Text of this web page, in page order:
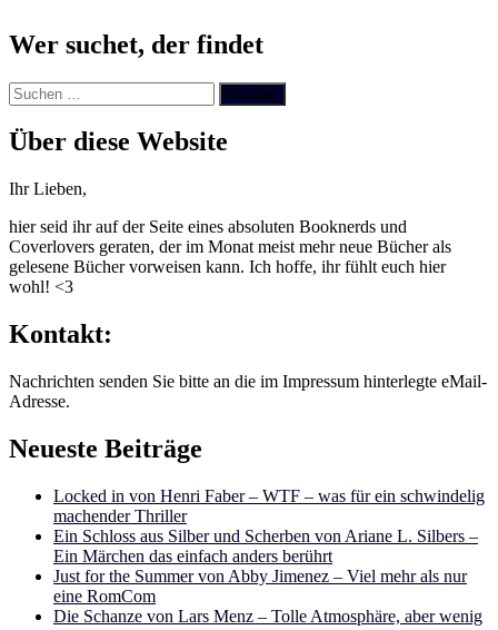
Wer suchet, der findet
Suchen
nach:
Über diese Website
Ihr Lieben,
hier seid ihr auf der Seite eines absoluten Booknerds und
Coverlovers geraten, der im Monat meist mehr neue Bücher als
gelesene Bücher vorweisen kann. Ich hoffe, ihr fühlt euch hier
wohl! <3
Kontakt:
Nachrichten senden Sie bitte an die im Impressum hinterlegte eMail-
Adresse.
Neueste Beiträge
Locked in von Henri Faber – WTF – was für ein schwindelig
machender Thriller
Ein Schloss aus Silber und Scherben von Ariane L. Silbers –
Ein Märchen das einfach anders berührt
Just for the Summer von Abby Jimenez – Viel mehr als nur
eine RomCom
Die Schanze von Lars Menz – Tolle Atmosphäre, aber wenig